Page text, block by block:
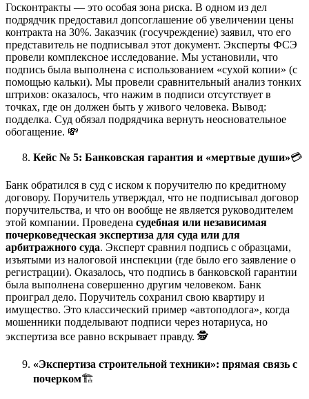
Госконтракты — это особая зона риска. В одном из дел
подрядчик предоставил допсоглашение об увеличении цены
контракта на 30%. Заказчик (госучреждение) заявил, что его
представитель не подписывал этот документ. Эксперты ФСЭ
провели комплексное исследование. Мы установили, что
подпись была выполнена с использованием «сухой копии» (с
помощью кальки). Мы провели сравнительный анализ тонких
штрихов: оказалось, что нажим в подписи отсутствует в
точках, где он должен быть у живого человека. Вывод:
подделка. Суд обязал подрядчика вернуть неосновательное
обогащение. 💸
Кейс № 5: Банковская гарантия и «мертвые души»💳
Банк обратился в суд с иском к поручителю по кредитному
договору. Поручитель утверждал, что не подписывал договор
поручительства, и что он вообще не является руководителем
этой компании. Проведена судебная или независимая
почерковедческая экспертиза для суда или для
арбитражного суда. Эксперт сравнил подпись с образцами,
изъятыми из налоговой инспекции (где было его заявление о
регистрации). Оказалось, что подпись в банковской гарантии
была выполнена совершенно другим человеком. Банк
проиграл дело. Поручитель сохранил свою квартиру и
имущество. Это классический пример «автоподлога», когда
мошенники подделывают подписи через нотариуса, но
экспертиза все равно вскрывает правду. 🕵️
«Экспертиза строительной техники»: прямая связь с
почерком🏗️